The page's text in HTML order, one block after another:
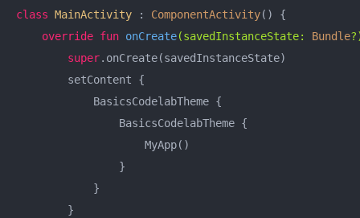
class MainActivity : ComponentActivity() {
override fun onCreate(savedInstanceState: Bundle
super.onCreate(savedInstanceState)
        setContent {
            BasicsCodelabTheme {
                BasicsCodelabTheme {
                    MyApp()
                }
            }
        }